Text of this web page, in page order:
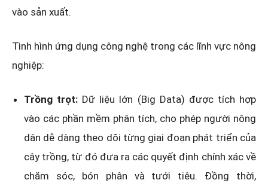
vào sản xuất.
Tình hình ứng dụng công nghệ trong các lĩnh vực nông
nghiệp:
Trồng trọt: Dữ liệu lớn (Big Data) được tích hợp
vào các phần mềm phân tích, cho phép người nông
dân dễ dàng theo dõi từng giai đoạn phát triển của
cây trồng, từ đó đưa ra các quyết định chính xác về
chăm sóc, bón phân và tưới tiêu. Đồng thời,